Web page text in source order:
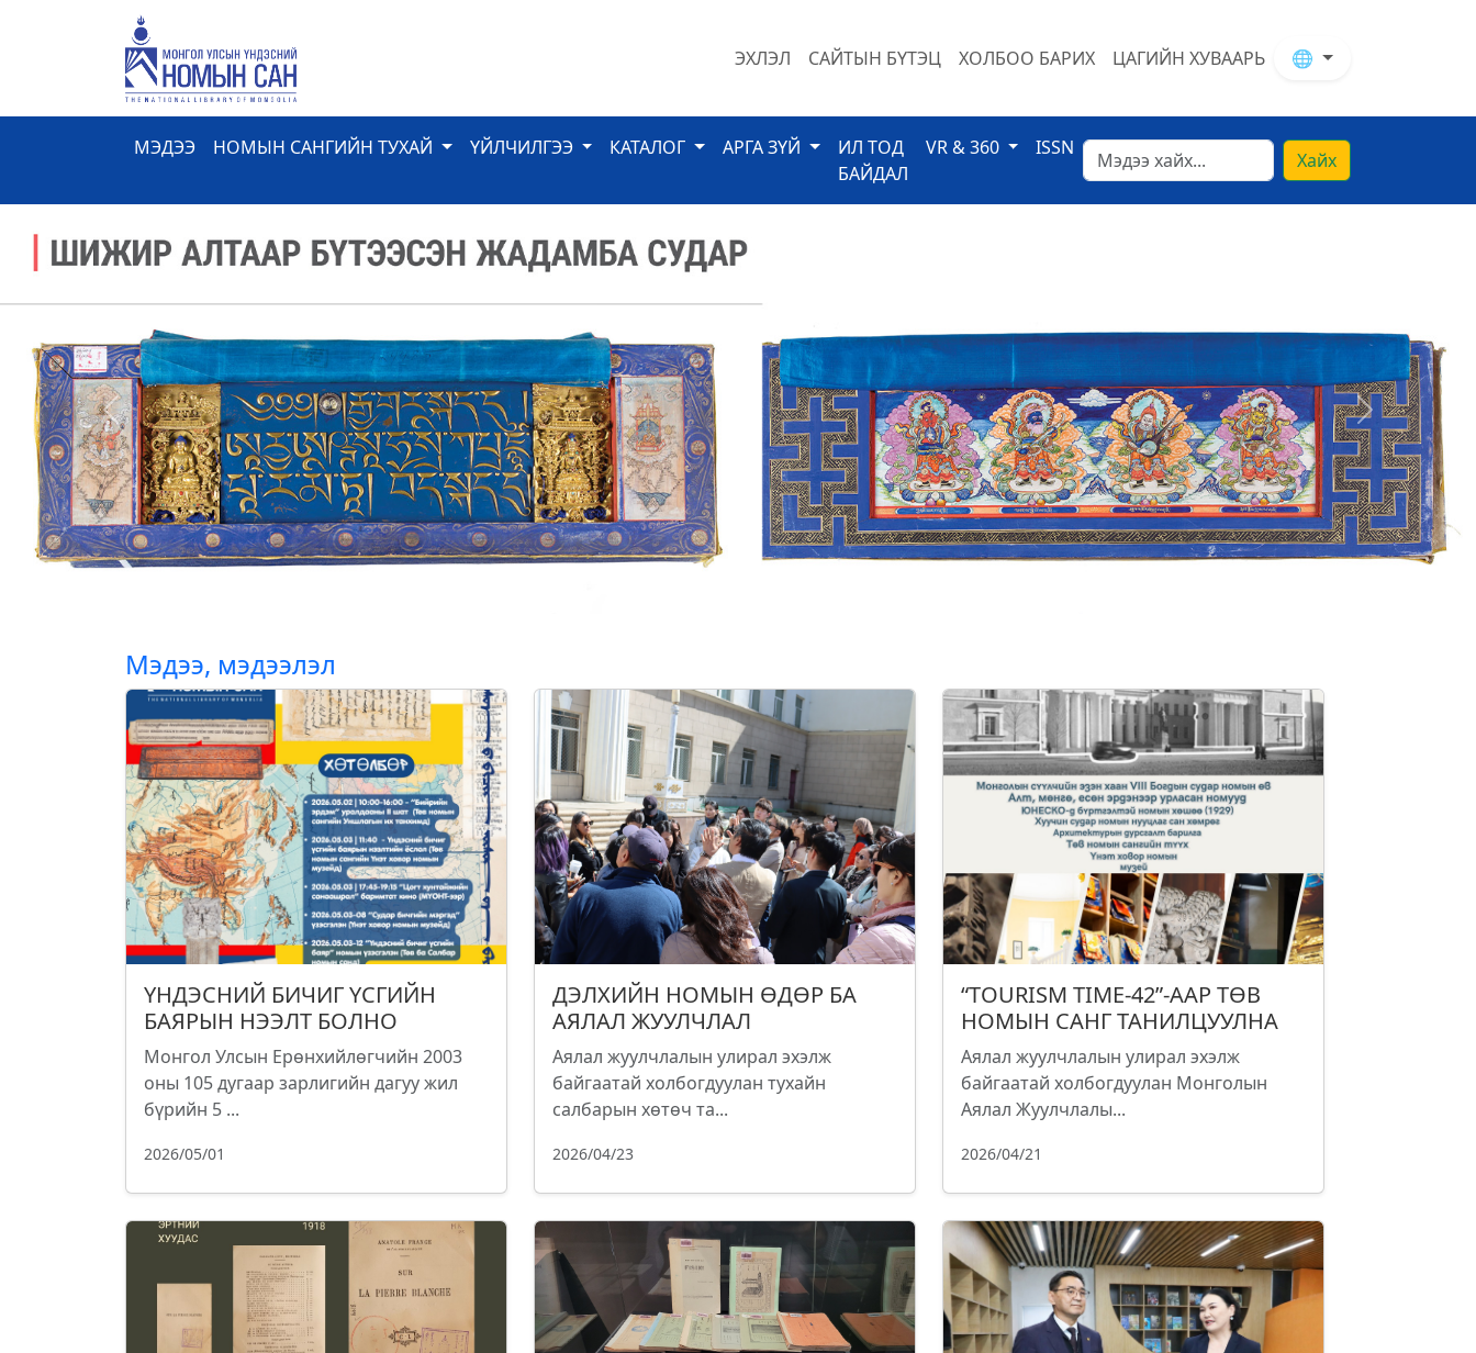
ЭХЛЭЛ САЙТЫН БҮТЭЦ ХОЛБОО БАРИХ ЦАГИЙН ХУВААРЬ 🌐
МЭДЭЭ НОМЫН САНГИЙН ТУХАЙ ҮЙЛЧИЛГЭЭ КАТАЛОГ АРГА ЗҮЙ
ИЛ ТОД
БАЙДАЛ
VR & 360 ISSN
Хайх
Previous Next
Мэдээ, мэдээлэл
ҮНДЭСНИЙ БИЧИГ ҮСГИЙН
БАЯРЫН НЭЭЛТ БОЛНО
Монгол Улсын Ерөнхийлөгчийн 2003
оны 105 дугаар зарлигийн дагуу жил
бүрийн 5 ...
2026/05/01
ДЭЛХИЙН НОМЫН ӨДӨР БА
АЯЛАЛ ЖУУЛЧЛАЛ
Аялал жуулчлалын улирал эхэлж
байгаатай холбогдуулан тухайн
салбарын хөтөч та...
2026/04/23
“TOURISM TIME-42”-ААР ТӨВ
НОМЫН САНГ ТАНИЛЦУУЛНА
Аялал жуулчлалын улирал эхэлж
байгаатай холбогдуулан Монголын
Аялал Жуулчлалы...
2026/04/21